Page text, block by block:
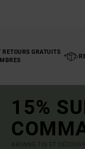
GRATUITS
15%
ABONNE-TOI ET